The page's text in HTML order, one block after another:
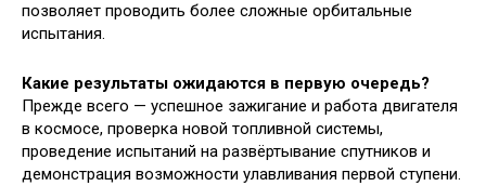
позволяет проводить более сложные орбитальные
испытания.
Какие результаты ожидаются в первую очередь?
Прежде всего — успешное зажигание и работа двигателя
в космосе, проверка новой топливной системы,
проведение испытаний на развёртывание спутников и
демонстрация возможности улавливания первой ступени.